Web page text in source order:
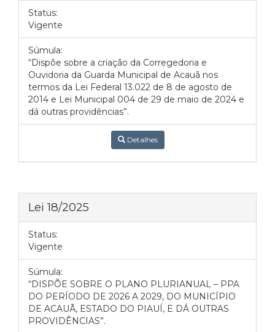
Status:
Vigente
Súmula:
“Dispõe sobre a criação da Corregedoria e
Ouvidoria da Guarda Municipal de Acauã nos
termos da Lei Federal 13.022 de 8 de agosto de
2014 e Lei Municipal 004 de 29 de maio de 2024 e
dá outras providências”.
Detalhes
Lei 18/2025
Status:
Vigente
Súmula:
“DISPÕE SOBRE O PLANO PLURIANUAL – PPA
DO PERÍODO DE 2026 A 2029, DO MUNICÍPIO
DE ACAUÃ, ESTADO DO PIAUÍ, E DÁ OUTRAS
PROVIDÊNCIAS”.